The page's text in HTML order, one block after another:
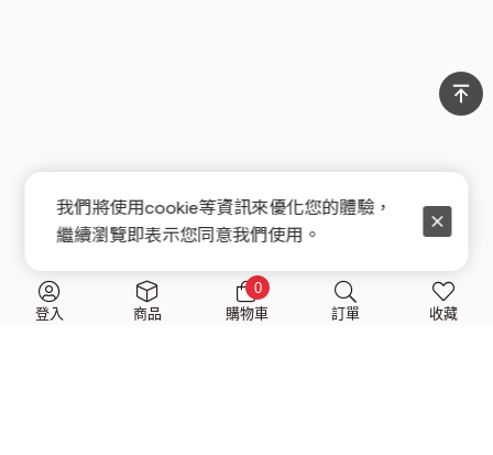
登入 商品 購物車
0
訂單
收藏
我們將使用cookie等資訊來優化您的體驗，
繼續瀏覽即表示您同意我們使用。